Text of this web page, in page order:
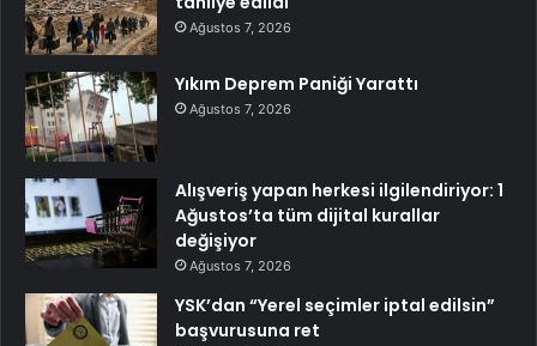
Ağustos 7, 2026
Yıkım Deprem Paniği Yarattı
Ağustos 7, 2026
Alışveriş yapan herkesi ilgilendiriyor: 1
Ağustos’ta tüm dijital kurallar
değişiyor
Ağustos 7, 2026
YSK’dan “Yerel seçimler iptal edilsin”
başvurusuna ret